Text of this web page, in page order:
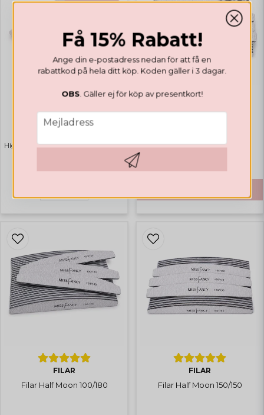
2 vuotta sitten
Anonym
3 vuotta sitten
Engångsfilar 25 Pack
Highlights Bästsäljare
FILAR
Filar Half Moon 100/180
FILAR
Filar Half Moon 150/150
Få 15% Rabatt!
Ange din e-postadress nedan för att få en
rabattkod på hela ditt köp. Koden gäller i 3 dagar.
OBS. Gäller ej för köp av presentkort!
email
Mejladress